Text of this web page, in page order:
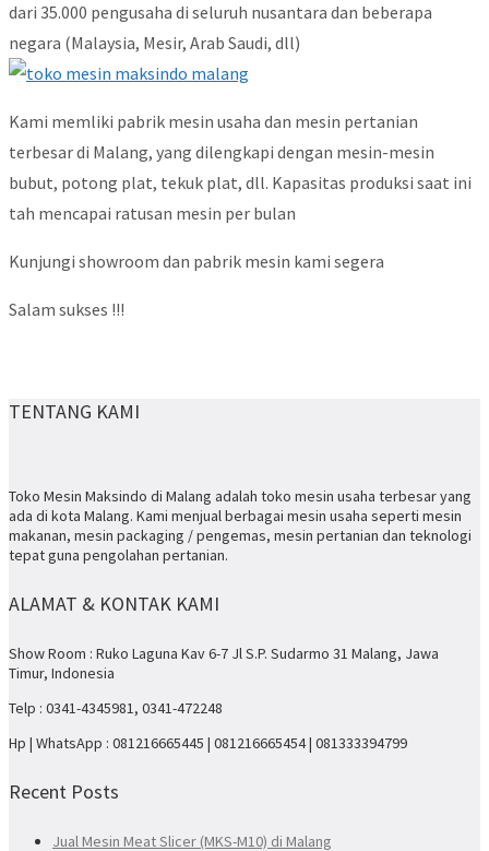
dari 35.000 pengusaha di seluruh nusantara dan beberapa
negara (Malaysia, Mesir, Arab Saudi, dll)
Kami memliki pabrik mesin usaha dan mesin pertanian
terbesar di Malang, yang dilengkapi dengan mesin-mesin
bubut, potong plat, tekuk plat, dll. Kapasitas produksi saat ini
tah mencapai ratusan mesin per bulan
Kunjungi showroom dan pabrik mesin kami segera
Salam sukses !!!
TENTANG KAMI
Toko Mesin Maksindo di Malang adalah toko mesin usaha terbesar yang
ada di kota Malang. Kami menjual berbagai mesin usaha seperti mesin
makanan, mesin packaging / pengemas, mesin pertanian dan teknologi
tepat guna pengolahan pertanian.
ALAMAT & KONTAK KAMI
Show Room : Ruko Laguna Kav 6-7 Jl S.P. Sudarmo 31 Malang, Jawa
Timur, Indonesia
Telp : 0341-4345981, 0341-472248
Hp | WhatsApp : 081216665445 | 081216665454 | 081333394799
Recent Posts
Jual Mesin Meat Slicer (MKS-M10) di Malang